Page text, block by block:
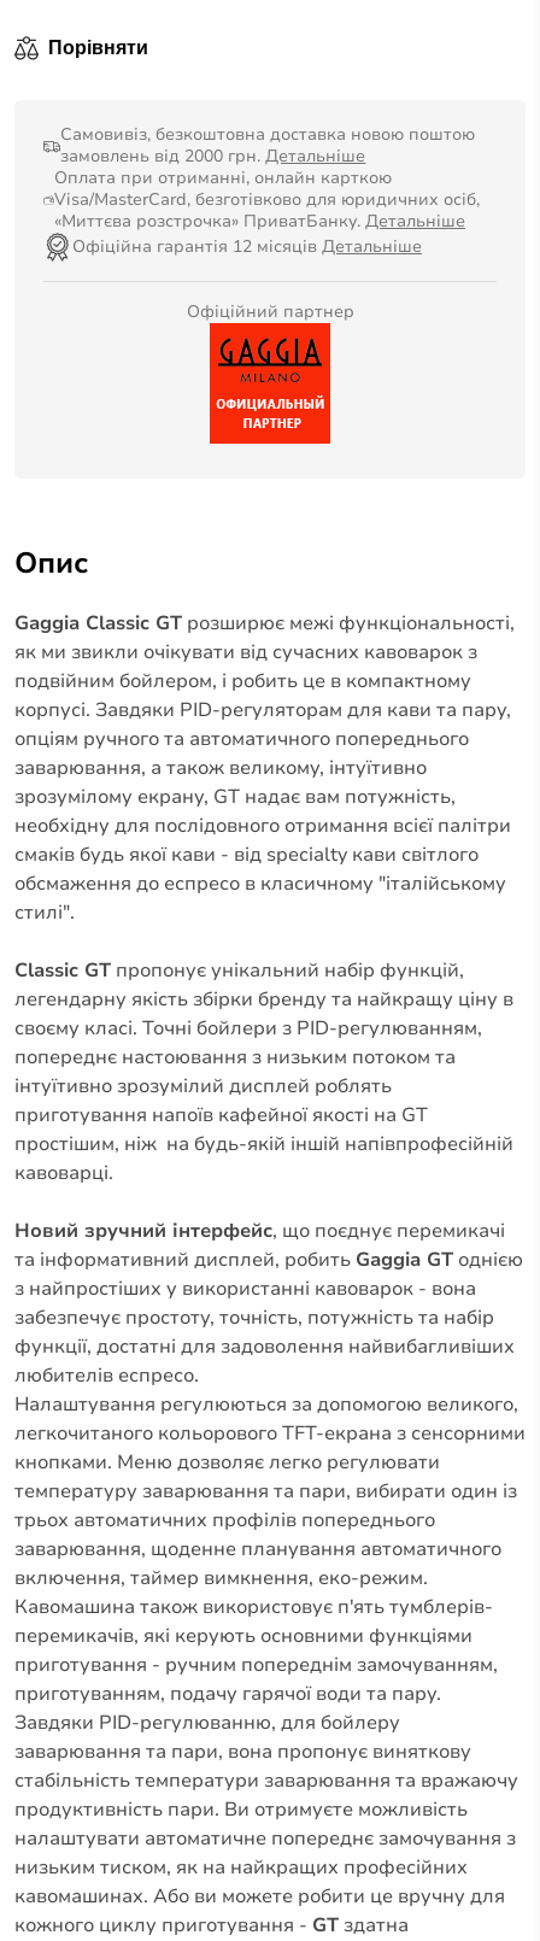
Порівняти
Самовивіз, безкоштовна доставка новою поштою
замовлень від 2000 грн.Детальніше
Оплата при отриманні, онлайн карткою
Visa/MasterCard, безготівково для юридичних осіб,
«Миттєва розстрочка» ПриватБанку. Детальніше
Офіційна гарантія 12 місяців Детальніше
Офіційний партнер
Опис
Gaggia Classic GT розширює межі функціональності,
як ми звикли очікувати від сучасних кавоварок з
подвійним бойлером, і робить це в компактному
корпусі. Завдяки PID-регуляторам для кави та пару,
опціям ручного та автоматичного попереднього
заварювання, а також великому, інтуїтивно
зрозумілому екрану, GT надає вам потужність,
необхідну для послідовного отримання всієї палітри
смаків будь якої кави - від specialty кави світлого
обсмаження до еспресо в класичному "італійському
стилі".
Classic GT пропонує унікальний набір функцій,
легендарну якість збірки бренду та найкращу ціну в
своєму класі. Точні бойлери з PID-регулюванням,
попереднє настоювання з низьким потоком та
інтуїтивно зрозумілий дисплей роблять
приготування напоїв кафейної якості на GT
простішим, ніж на будь-якій іншій напівпрофесійній
кавоварці.
Новий зручний інтерфейс, що поєднує перемикачі
та інформативний дисплей, робить Gaggia GT однією
з найпростіших у використанні кавоварок - вона
забезпечує простоту, точність, потужність та набір
функції, достатні для задоволення найвибагливіших
любителів еспресо.
Налаштування регулюються за допомогою великого,
легкочитаного кольорового TFT-екрана з сенсорними
кнопками. Меню дозволяє легко регулювати
температуру заварювання та пари, вибирати один із
трьох автоматичних профілів попереднього
заварювання, щоденне планування автоматичного
включення, таймер вимкнення, еко-режим.
Кавомашина також використовує п'ять тумблерів-
перемикачів, які керують основними функціями
приготування - ручним попереднім замочуванням,
приготуванням, подачу гарячої води та пару.
Завдяки PID-регулюванню, для бойлеру
заварювання та пари, вона пропонує виняткову
стабільність температури заварювання та вражаючу
продуктивність пари. Ви отримуєте можливість
налаштувати автоматичне попереднє замочування з
низьким тиском, як на найкращих професійних
кавомашинах. Або ви можете робити це вручну для
кожного циклу приготування - GT здатна